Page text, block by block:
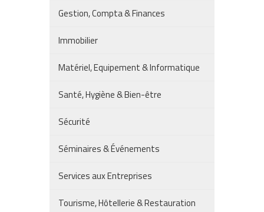
Gestion, Compta & Finances
Immobilier
Matériel, Equipement & Informatique
Santé, Hygiène & Bien-être
Sécurité
Séminaires & Événements
Services aux Entreprises
Tourisme, Hôtellerie & Restauration